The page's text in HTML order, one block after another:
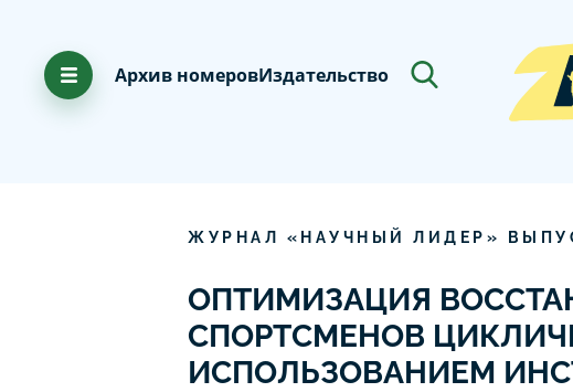
Архив номеровИздательство
ЖУРНАЛ «НАУЧНЫЙ ЛИДЕР»
ОПТИМИЗАЦИЯ
СПОРТСМЕНОВ
ИСПОЛЬЗОВАНИЕМ